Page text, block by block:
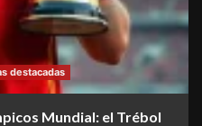
destacadas
Mundial: el Trébol